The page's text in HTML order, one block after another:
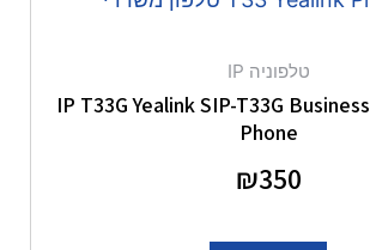
טלפוניה IP
טלפון שולחני IP T33G Yealink SIP-T33G Business
Phone
₪350